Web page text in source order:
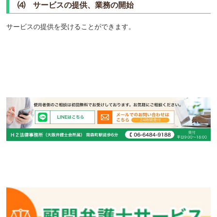
⑷ サービスの提供、業務の開始
サービスの提供を受けることができます。